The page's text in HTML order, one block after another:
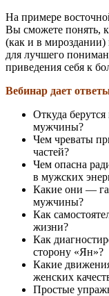
На примере
Вы сможете понять,
(как и в
для лучшего
приведения себя к
Вебинар дает
Откуда
мужчины?
Чем чреваты
частей?
Чем опасна
в мужских
Какие они —
мужчины?
Как
жизни?
Как
сторону «Ян»?
Какие
женских
Простые